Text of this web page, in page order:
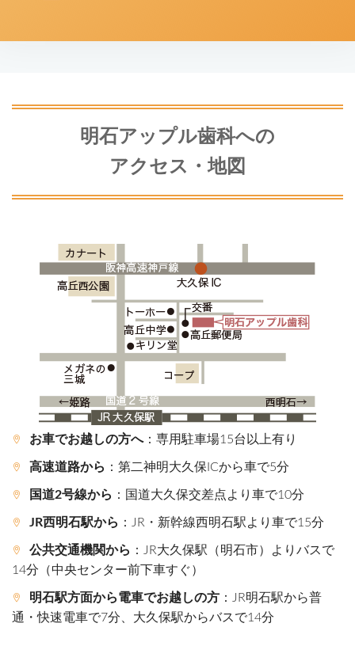
明石アップル歯科への
アクセス・地図
お車でお越しの方へ：専用駐車場15台以上有り
高速道路から ：第二神明大久保ICから車で5分
国道2号線から ：国道大久保交差点より車で10分
JR西明石駅から ：JR・新幹線西明石駅より車で15分
公共交通機関から ：JR大久保駅（明石市）よりバスで
14分（中央センター前下車すぐ）
明石駅方面から電車でお越しの方 ：JR明石駅から普
通・快速電車で7分、大久保駅からバスで14分